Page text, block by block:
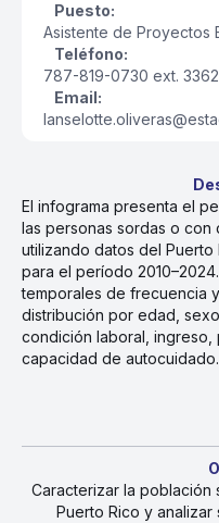
El infograma presenta el
las personas sordas o con
utilizando datos del Puerto
para el período
temporales de frecuencia
distribución por edad,
condición laboral,
capacidad de autocuidado.
Caracterizar la población
Puerto Rico y
Puesto:
Asistente de Proyectos
Teléfono:
787-819-0730 ext. 3362
Email: